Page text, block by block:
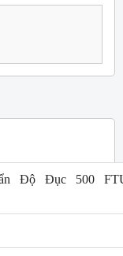
Độ Đục 500